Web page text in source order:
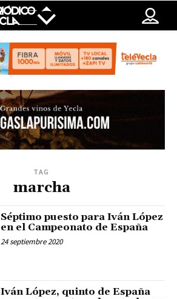
TAG
marcha
Séptimo puesto para Iván López
en el Campeonato de España
24 septiembre 2020
Iván López, quinto de España